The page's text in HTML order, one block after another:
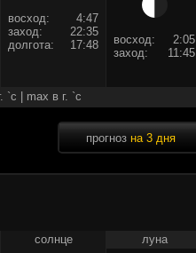
восход:
4:47
заход:
22:35
долгота:
17:48 восход:
2:05
заход:
11:45
`c | max в г. `c
прогноз на 3 дня
солнце луна